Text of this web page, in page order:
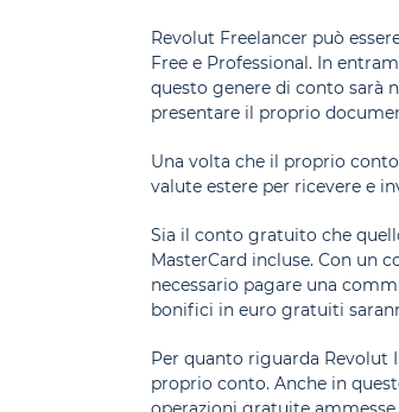
Revolut Freelancer può
Free e Professional. In
questo genere di conto sarà
presentare il proprio
Una volta che il proprio
valute estere per ricevere e
Sia il conto gratuito che
MasterCard incluse. Con un
necessario pagare una
bonifici in euro gratuiti
Per quanto riguarda Revolut
proprio conto. Anche in